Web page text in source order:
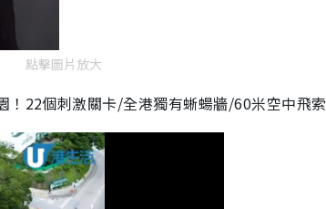
點擊圖片放大
！22個刺激關卡/全港獨有蜥蝪牆/60米空中飛索